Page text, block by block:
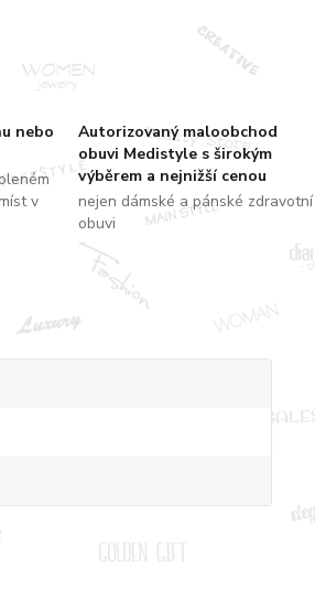
nebo
v
Autorizovaný maloobchod
obuvi Medistyle s širokým
výběrem a nejnižší cenou
nejen dámské a pánské zdravotní
obuvi